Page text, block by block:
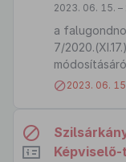
2023. 06. 15.
a
7/
2023. 06.